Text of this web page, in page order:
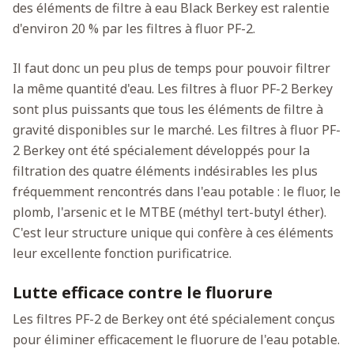
des éléments de filtre à eau Black Berkey est ralentie
d'environ 20 % par les filtres à fluor PF-2.
Il faut donc un peu plus de temps pour pouvoir filtrer
la même quantité d'eau. Les filtres à fluor PF-2 Berkey
sont plus puissants que tous les éléments de filtre à
gravité disponibles sur le marché. Les filtres à fluor PF-
2 Berkey ont été spécialement développés pour la
filtration des quatre éléments indésirables les plus
fréquemment rencontrés dans l'eau potable : le fluor, le
plomb, l'arsenic et le MTBE (méthyl tert-butyl éther).
C'est leur structure unique qui confère à ces éléments
leur excellente fonction purificatrice.
Lutte efficace contre le fluorure
Les filtres PF-2 de Berkey ont été spécialement conçus
pour éliminer efficacement le fluorure de l'eau potable.